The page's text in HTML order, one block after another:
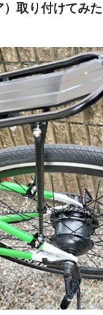
取り付けてみ